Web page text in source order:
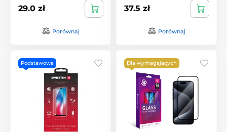
29.0 zł
Porównaj
37.5 zł
Porównaj
Podstawowa Dla wymagających